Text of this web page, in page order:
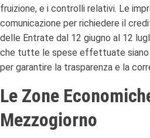
fruizione, e i controlli relativi. Le
comunicazione per richiedere il
delle Entrate dal 12 giugno al 12
che tutte le spese effettuate siano
per garantire la trasparenza e la
Le Zone
Mezzogiorno